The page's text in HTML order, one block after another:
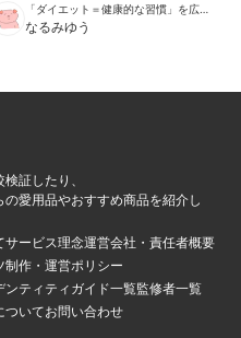
「ダイエット＝健康的な習慣」を広め
る伝道師
なるみゆう
証したり、
愛用品やおすすめ商品を紹介し
サービス理念運営会社・責任者概要
制作・運営ポリシー
ンティティ ガイド一覧監修者一覧
ついてお問い合わせ